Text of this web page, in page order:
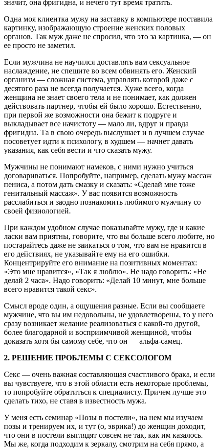
значит, она фригидна, и нечего тут время тратить.
Одна моя клиентка мужу на заставку в компьютере поставила
картинку, изображающую строение женских половых
органов. Так муж даже не спросил, что это за картинка, — он
ее просто не заметил.
Если мужчина не научился доставлять вам сексуальное
наслаждение, не спешите во всем обвинять его. Женский
организм — сложная система, управлять которой даже с
десятого раза не всегда получается. Хуже всего, когда
женщина не знает своего тела и не понимает, как должен
действовать партнер, чтобы ей было хорошо. Естественно,
при первой же возможности она бежит к подруге и
выкладывает все начистоту — мало ли, вдруг и правда
фригидна. Та в свою очередь выслушает и в лучшем случае
посоветует идти к психологу, в худшем — начнет давать
указания, как себя вести и что сказать мужу.
Мужчины не понимают намеков, с ними нужно учиться
договариваться. Попробуйте, например, сделать мужу массаж
пениса, а потом дать смазку и сказать: «Сделай мне тоже
генитальный массаж». У вас появится возможность
расслабиться и заодно познакомить любимого мужчину со
своей физиологией.
При каждом удобном случае показывайте мужу, где и какие
ласки вам приятны, говорите, что вы больше всего любите, но
постарайтесь даже не заикаться о том, что вам не нравится в
его действиях, не указывайте ему на его ошибки.
Концентрируйте его внимание на позитивных моментах:
«Это мне нравится», «Так я люблю». Не надо говорить: «Не
делай 2 часа». Надо говорить: «Делай 10 минут, мне больше
всего нравится такой секс».
Смысл вроде один, а ощущения разные. Если вы сообщаете
мужчине, что вы им недовольны, не удовлетворены, то у него
сразу возникает желание реализоваться с какой-то другой,
более благодарной и восприимчивой женщиной, чтобы
доказать хотя бы самому себе, что он — альфа-самец.
2. РЕШЕНИЕ ПРОБЛЕМЫ С СЕКСОЛОГОМ
Секс — очень важная составляющая счастливого брака, и если
вы чувствуете, что в этой области есть некоторые проблемы,
то попробуйте обратиться к специалисту. Причем лучше это
сделать тихо, не ставя в известность мужа.
У меня есть семинар «Позы в постели», на нем мы изучаем
позы и тренируем их, и тут (о, эврика!) до женщин доходит,
что они в постели выглядят совсем не так, как им казалось.
Мы же, когда подходим к зеркалу, смотрим на себя прямо, а